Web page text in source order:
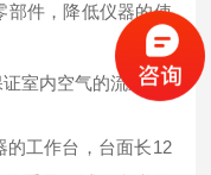
部件，降低仪器的使
室内空气的流通。
的工作台，台面长12